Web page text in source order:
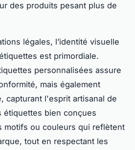
des produits pesant plus de
légales, l’identité visuelle
est primordiale.
personnalisées assure
mais également
capturant l'esprit artisanal de
étiquettes bien conçues
motifs ou couleurs qui reflètent
tout en respectant les